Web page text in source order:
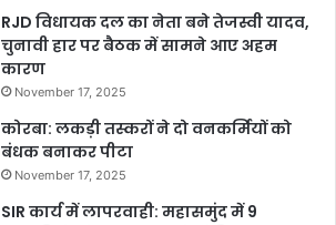
RJD विधायक दल का नेता बने तेजस्वी यादव,
चुनावी हार पर बैठक में सामने आए अहम
कारण
November 17, 2025
कोरबा: लकड़ी तस्करों ने दो वनकर्मियों को
बंधक बनाकर पीटा
November 17, 2025
SIR कार्य में लापरवाही: महासमुंद में 9